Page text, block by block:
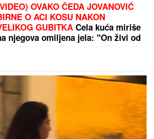
OVAKO ČEDA JOVANOVIĆ
O ACI KOSU NAKON
GUBITKA Cela kuća miriše
njegova omiljena jela: "On živi od